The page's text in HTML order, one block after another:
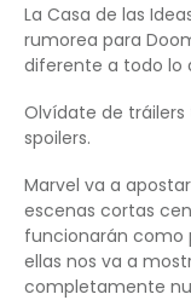
La Casa de las
rumorea para
diferente a todo lo
Olvídate de tráilers
spoilers.
Marvel va a
escenas cortas
funcionarán como
ellas nos va a
completamente